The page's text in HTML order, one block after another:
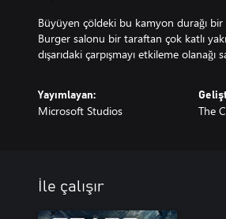
Büyüyen çöldeki bu kamyon durağı
Burger salonu bir taraftan çok katlı
Yayımlayan:
Microsoft Studios The
İle çalışır